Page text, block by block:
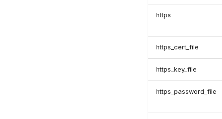
https
https_cert_file
https_key_file
https_password_file